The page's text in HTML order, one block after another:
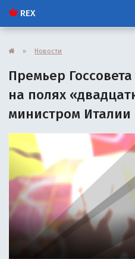
REX
» Новости
Премьер
на полях
министром Италии